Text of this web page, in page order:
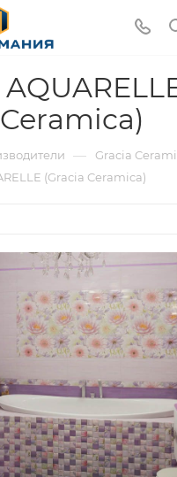
— Gracia
(Gracia Ceramica)